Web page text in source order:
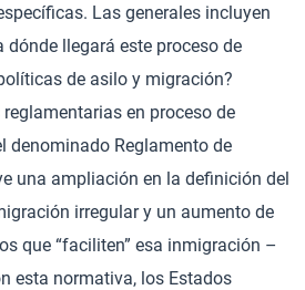
Las generales incluyen
llegará este proceso de
de asilo y migración?
en proceso de
denominado Reglamento de
una ampliación en la definición del
irregular y un aumento de
que “faciliten” esa inmigración –
esta normativa, los Estados